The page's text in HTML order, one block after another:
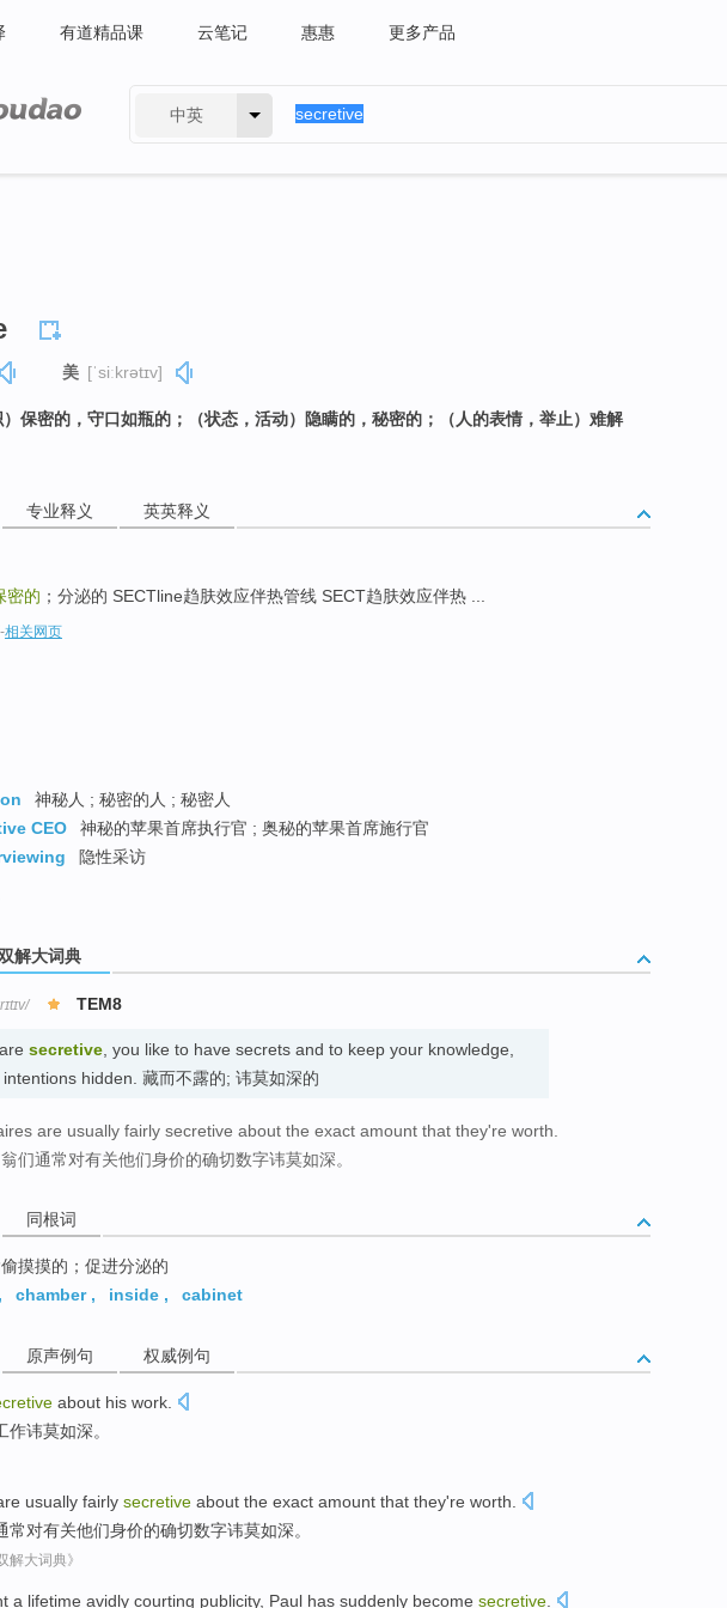
有道精品课 云笔记 惠惠 更多产品
中英
美 [ˈsiːkrətɪv]
保密的，守口如瓶的；（状态，活动）隐瞒的，秘密的；（人的表情，举止）难解
专业释义 英英释义
密的 ；分泌的 SECTline趋肤效应伴热管线 SECT趋肤效应伴热 ...
-相关网页
神秘人 ; 秘密的人 ; 秘密人
CEO
神秘的苹果首席执行官 ; 奥秘的苹果首席施行官
隐性采访
解大词典
TEM8
secretive , you like to have secrets and to keep your knowledge,
hidden. 藏而不露的; 讳莫如深的
are usually fairly secretive about the exact amount that they're worth.
们通常对有关他们身价的确切数字讳莫如深。
同根词
摸摸的；促进分泌的
, chamber, inside , cabinet
原声例句 权威例句
about his work
作讳莫如深。
usually fairly secretive about the exact amount that they're worth
常对有关他们身价的确切数字讳莫如深。
解大词典》
a lifetime avidly courting publicity, Paul has suddenly become secretive